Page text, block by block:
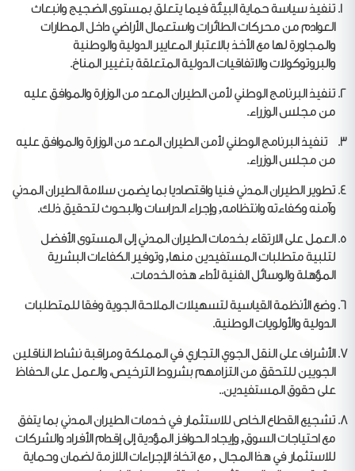
تنفيذ سياسة حماية البيئة فيما يتعلق بمستوى الضجيج وانبعاث
العوادم من محركات الطائرات واستعمال الأراضي داخل المطارات
والمجاورة لها مع الأخذ بالاعتبار المعايير الدولية والوطنية
والبروتوكولات والاتفاقيات الدولية المتعلقة بتغيير المناخ.
تنفيذ البرنامج الوطني لأمن الطيران المعد من الوزارة والموافق عليه
من مجلس الوزراء.
تنفيذ البرنامج الوطني لأمن الطيران المعد من الوزارة والموافق عليه
من مجلس الوزراء.
تطوير الطيران المدني فنيا واقتصاديا بما يضمن سلامة الطيران المدني
وآمنه وكفاءته وانتظامه, وإجراء الدراسات والبحوث لتحقيق ذلك.
العمل على الارتقاء بخدمات الطيران المدني إلى المستوى الأفضل
لتلبية متطلبات المستفيدين منها, وتوفير الكفاءات البشرية
المؤهلة والوسائل الفنية لأداء هذه الخدمات.
وضع الأنظمة القياسية لتسهيلات الملاحة الجوية وفقا للمتطلبات
الدولية والأولويات الوطنية.
الأشراف على النقل الجوي التجاري في المملكة ومراقبة نشاط الناقلين
الجويين للتحقق من التزامهم بشروط الترخيص، والعمل على الحفاظ
على حقوق المستفيدين..
تشجيع القطاع الخاص للاستثمار في خدمات الطيران المدني بما يتفق
مع احتياجات السوق, وإيجاد الحوافز المؤدية إلى إقدام الأفراد والشركات
للاستثمار في هذا المجال , مع اتخاذ الإجراءات اللازمة لضمان وحماية